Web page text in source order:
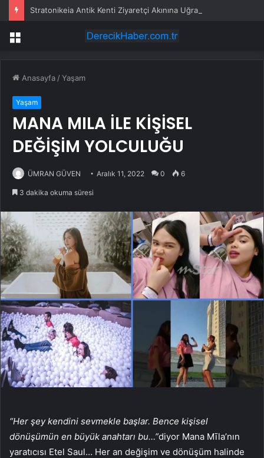
Stratonikeia Antik Kenti Ziyaretçi Akınına Uğradı
Menü
Anasayfa /Yaşam
Yaşam
MANA MILA İLE KİŞİSEL
DEĞİŞİM YOLCULUĞU
ÜMRAN GÜVEN Aralık 11, 2022 0 6
3 dakika okuma süresi
“Her şey kendini sevmekle başlar. Bence kişisel
dönüşümün en büyük anahtarı bu…”diyor Mana Mīla’nın
yaratıcısı Etel Saul… Her an değişim ve dönüşüm halinde